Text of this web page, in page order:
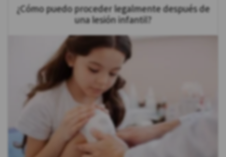
¿Cómo puedo proceder legalmente después de
una lesión infantil?